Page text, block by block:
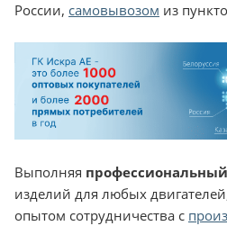
России, самовывозом из
Выполняя
изделий для любых
опытом сотрудничества с